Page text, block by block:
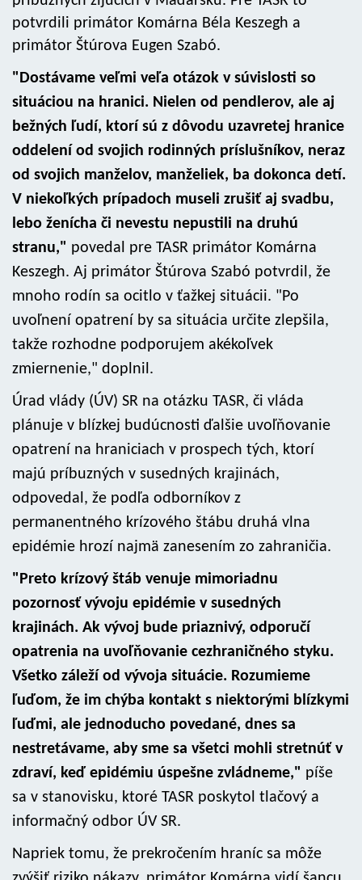
potvrdili primátor Komárna Béla Keszegh a
primátor Štúrova Eugen Szabó.
"Dostávame veľmi veľa otázok v súvislosti so
situáciou na hranici. Nielen od pendlerov, ale aj
bežných ľudí, ktorí sú z dôvodu uzavretej hranice
oddelení od svojich rodinných príslušníkov, neraz
od svojich manželov, manželiek, ba dokonca detí.
V niekoľkých prípadoch museli zrušiť aj svadbu,
lebo ženícha či nevestu nepustili na druhú
stranu," povedal pre TASR primátor Komárna
Keszegh. Aj primátor Štúrova Szabó potvrdil, že
mnoho rodín sa ocitlo v ťažkej situácii. "Po
uvoľnení opatrení by sa situácia určite zlepšila,
takže rozhodne podporujem akékoľvek
zmiernenie," doplnil.
Úrad vlády (ÚV) SR na otázku TASR, či vláda
plánuje v blízkej budúcnosti ďalšie uvoľňovanie
opatrení na hraniciach v prospech tých, ktorí
majú príbuzných v susedných krajinách,
odpovedal, že podľa odborníkov z
permanentného krízového štábu druhá vlna
epidémie hrozí najmä zanesením zo zahraničia.
"Preto krízový štáb venuje mimoriadnu
pozornosť vývoju epidémie v susedných
krajinách. Ak vývoj bude priaznivý, odporučí
opatrenia na uvoľňovanie cezhraničného styku.
Všetko záleží od vývoja situácie. Rozumieme
ľuďom, že im chýba kontakt s niektorými blízkymi
ľuďmi, ale jednoducho povedané, dnes sa
nestretávame, aby sme sa všetci mohli stretnúť v
zdraví, keď epidémiu úspešne zvládneme," píše
sa v stanovisku, ktoré TASR poskytol tlačový a
informačný odbor ÚV SR.
Napriek tomu, že prekročením hraníc sa môže